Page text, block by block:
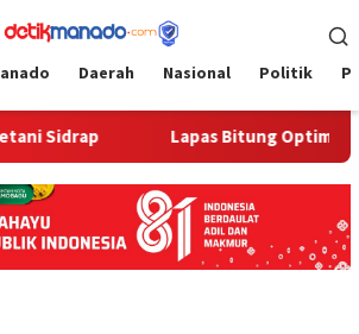
Daerah Nasional Politik
Lapas Bitung Optimalkan